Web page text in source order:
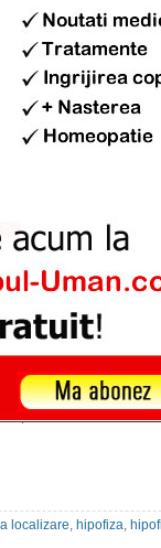
12 feb. 2012 at 8:52pm
al doilea element
hipofizar, fiind o glanda
a osului
anteroposterior de
de 1,5 cm si vertical de
sau adenohipofiza cu
tuberalis; lobul
lobul posterior sau
vedere histologic se
acidofile, beta acidofile,
cromofobe. Celulele
localizare, hipofiza,